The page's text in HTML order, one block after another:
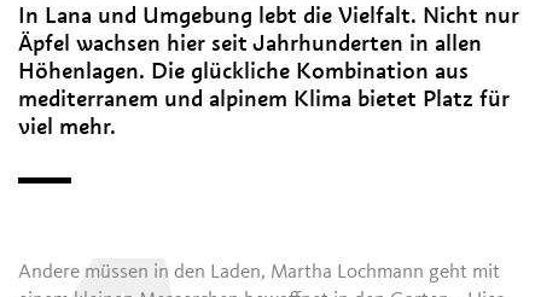
In Lana und Umgebung lebt die Vielfalt. Nicht nur
Äpfel wachsen hier seit Jahrhunderten in allen
Höhenlagen. Die glückliche Kombination aus
mediterranem und alpinem Klima bietet Platz für
viel mehr.
Andere müssen in den Laden, Martha Lochmann geht mit